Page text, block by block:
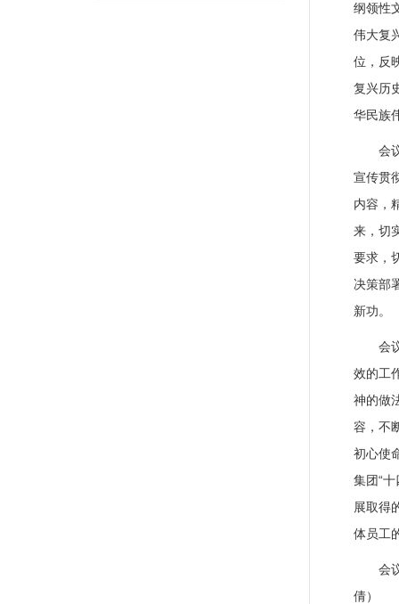
纲领性
伟大复
位，反
复兴历
华民族
会
宣传贯
内容，
来，切
要求，
决策部
新功。
会
效的工
神的做
容，不
初心使
集团“
展取得
体员工
会
倩）